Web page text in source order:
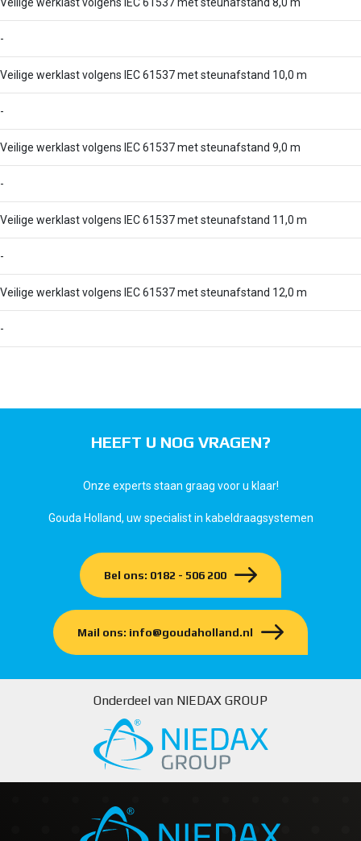
-
Veilige werklast volgens IEC 61537 met steunafstand 10,0 m
-
Veilige werklast volgens IEC 61537 met steunafstand 9,0 m
-
Veilige werklast volgens IEC 61537 met steunafstand 11,0 m
-
Veilige werklast volgens IEC 61537 met steunafstand 12,0 m
-
HEEFT U NOG VRAGEN?
Onze experts staan graag voor u klaar!
Gouda Holland, uw specialist in kabeldraagsystemen
Bel ons: 0182 - 506 200
Mail ons: info@goudaholland.nl
Onderdeel van NIEDAX GROUP